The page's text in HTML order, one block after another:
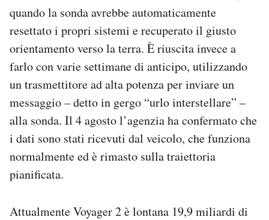
Notifiche mobile
Regala il Post
Hai bisogno di aiuto?
quando la sonda avrebbe automaticamente
resettato i propri sistemi e recuperato il giusto
orientamento verso la terra. È riuscita invece a
farlo con varie settimane di anticipo, utilizzando
un trasmettitore ad alta potenza per inviare un
messaggio – detto in gergo “urlo interstellare” –
alla sonda. Il 4 agosto l’agenzia ha confermato che
i dati sono stati ricevuti dal veicolo, che funziona
normalmente ed è rimasto sulla traiettoria
pianificata.
Attualmente Voyager 2 è lontana 19,9 miliardi di